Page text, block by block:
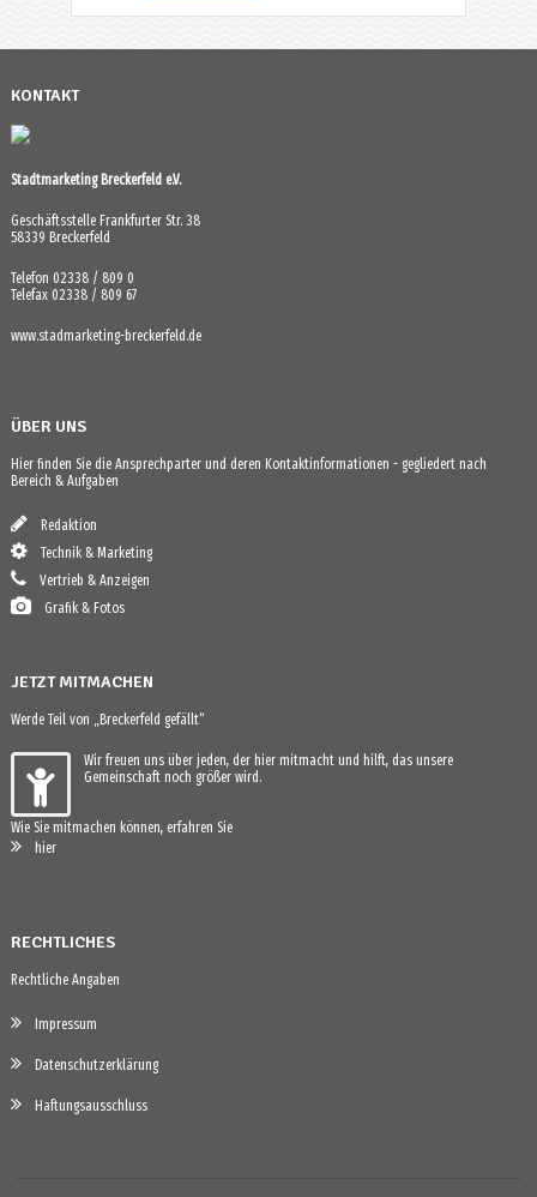
KONTAKT
Stadtmarketing Breckerfeld e.V.
Geschäftsstelle Frankfurter Str. 38
58339 Breckerfeld
Telefon 02338 / 809 0
Telefax 02338 / 809 67
www.stadmarketing-breckerfeld.de
ÜBER UNS
Hier finden Sie die Ansprechparter und deren Kontaktinformationen - gegliedert nach
Bereich & Aufgaben
Redaktion
Technik & Marketing
Vertrieb & Anzeigen
Grafik & Fotos
JETZT MITMACHEN
Werde Teil von „Breckerfeld gefällt“
Wir freuen uns über jeden, der hier mitmacht und hilft, das unsere
Gemeinschaft noch größer wird.
Wie Sie mitmachen können, erfahren Sie
hier
RECHTLICHES
Rechtliche Angaben
Impressum
Datenschutzerklärung
Haftungsausschluss